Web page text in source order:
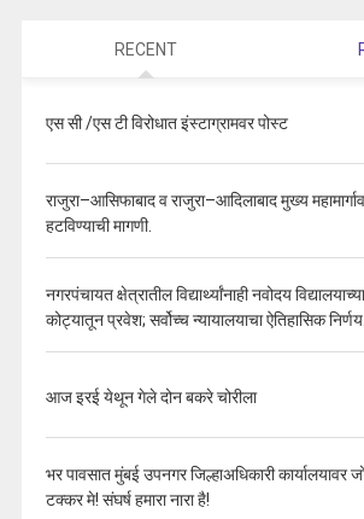
RECENT
एस सी /एस टी विरोधात इंस्टाग्रामवर पोस्ट
राजुरा–आसिफाबाद व राजुरा–आदिलाबाद मुख्य
हटविण्याची मागणी.
नगरपंचायत क्षेत्रातील विद्यार्थ्यांनाही नवोदय
कोट्यातून प्रवेश; सर्वोच्च न्यायालयाचा ऐतिहासिक निर्णय.
आज इरई येथून गेले दोन बकरे चोरीला
भर पावसात मुंबई उपनगर जिल्हाअधिकारी कार्यालयावर
टक्कर मे! संघर्ष हमारा नारा है!